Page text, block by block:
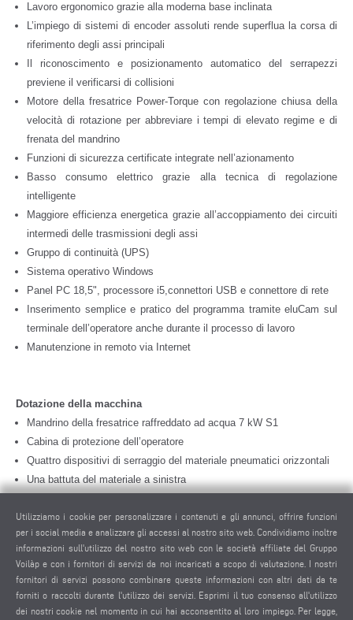
Lavoro ergonomico grazie alla moderna base inclinata
L’impiego di sistemi di encoder assoluti rende superflua la corsa di
riferimento degli assi principali
Il riconoscimento e posizionamento automatico del serrapezzi
previene il verificarsi di collisioni
Motore della fresatrice Power-Torque con regolazione chiusa della
velocità di rotazione per abbreviare i tempi di elevato regime e di
frenata del mandrino
Funzioni di sicurezza certificate integrate nell’azionamento
Basso consumo elettrico grazie alla tecnica di regolazione
intelligente
Maggiore efficienza energetica grazie all’accoppiamento dei circuiti
intermedi delle trasmissioni degli assi
Gruppo di continuità (UPS)
Sistema operativo Windows
Panel PC 18,5", processore i5,connettori USB e connettore di rete
Inserimento semplice e pratico del programma tramite eluCam sul
terminale dell’operatore anche durante il processo di lavoro
Manutenzione in remoto via Internet
Dotazione della macchina
Mandrino della fresatrice raffreddato ad acqua 7 kW S1
Cabina di protezione dell’operatore
Quattro dispositivi di serraggio del materiale pneumatici orizzontali
Una battuta del materiale a sinistra
Smaltimento dei trucioli tramite apposite vasche di raccolta
Quantità di lubrificazione minima
Liquido di taglio di elevate prestazioni
Dispositivo a controllo manuale
Misura di profondità
Utilizziamo i cookie per personalizzare i contenuti e gli annunci, offrire funzioni
per i social media e analizzare gli accessi al nostro sito web. Condividiamo inoltre
informazioni sull'utilizzo del nostro sito web con le società affiliate del Gruppo
Voilàp e con i fornitori di servizi da noi incaricati a scopo di valutazione. I nostri
fornitori di servizi possono combinare queste informazioni con altri dati da te
forniti o raccolti durante l'utilizzo dei servizi. Esprimi il tuo consenso all'utilizzo
dei nostri cookie nel momento in cui hai acconsentito al loro impiego. Per legge,